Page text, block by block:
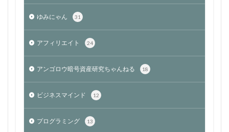
ゆみにゃん 31
アフィリエイト 24
アンゴロウ暗号資産研究ちゃんねる 18
ビジネスマインド 12
プログラミング 13